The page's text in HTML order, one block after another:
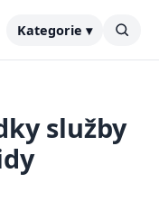
Kategorie ▾
služby